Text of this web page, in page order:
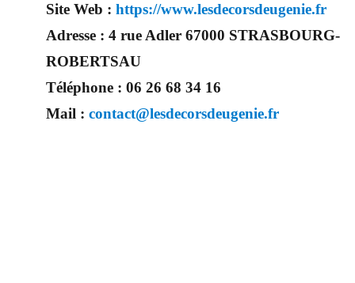
Site Web : https://www.lesdecorsdeugenie.fr
Adresse : 4 rue Adler 67000 STRASBOURG-
ROBERTSAU
Téléphone : 06 26 68 34 16
Mail : contact@lesdecorsdeugenie.fr